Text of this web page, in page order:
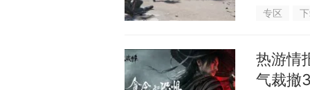
专区
热游情
气裁撤